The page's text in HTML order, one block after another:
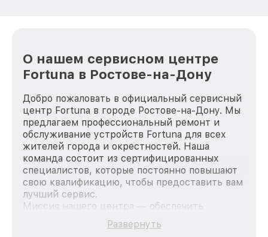
О нашем сервисном центре
Fortuna в Ростове-на-Дону
Добро пожаловать в официальный сервисный
центр Fortuna в городе Ростове-на-Дону. Мы
предлагаем профессиональный ремонт и
обслуживание устройств Fortuna для всех
жителей города и окрестностей. Наша
команда состоит из сертифицированных
специалистов, которые постоянно повышают
свою квалификацию, чтобы предоставить вам
лучший сервис.
Миссия нашего центра — обеспечить
качественный и доступный ремонт для
каждого пользователя продукции Fortuna, вне
Развернуть